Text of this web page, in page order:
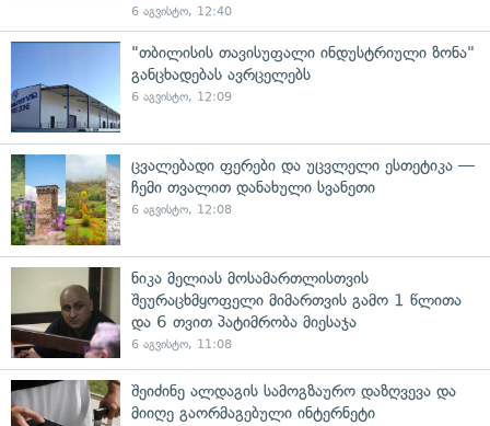
6 აგვისტო, 12:40
"თბილისის თავისუფალი ინდუსტრიული ზონა"
განცხადებას ავრცელებს
6 აგვისტო, 12:09
ცვალებადი ფერები და უცვლელი ესთეტიკა —
ჩემი თვალით დანახული სვანეთი
6 აგვისტო, 12:08
ნიკა მელიას მოსამართლისთვის
შეურაცხმყოფელი მიმართვის გამო 1 წლითა
და 6 თვით პატიმრობა მიესაჯა
6 აგვისტო, 11:08
შეიძინე ალდაგის სამოგზაურო დაზღვევა და
მიიღე გაორმაგებული ინტერნეტი